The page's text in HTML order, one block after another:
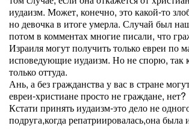
иудаизм. Может, конечно, это какой-то
но девочка в итоге умерла. Случай был
потом в комментах многие писали, что
Израиля могут получить только евреи по
исповедующие иудаизм. Но не спорю, так
только оттуда.
Ань, а без гражданства у вас в стране
евреи-христиане просто не граждане, нет?
Кстати принять иудаизм-это дело не
подруга,когда репатриировалась,она была